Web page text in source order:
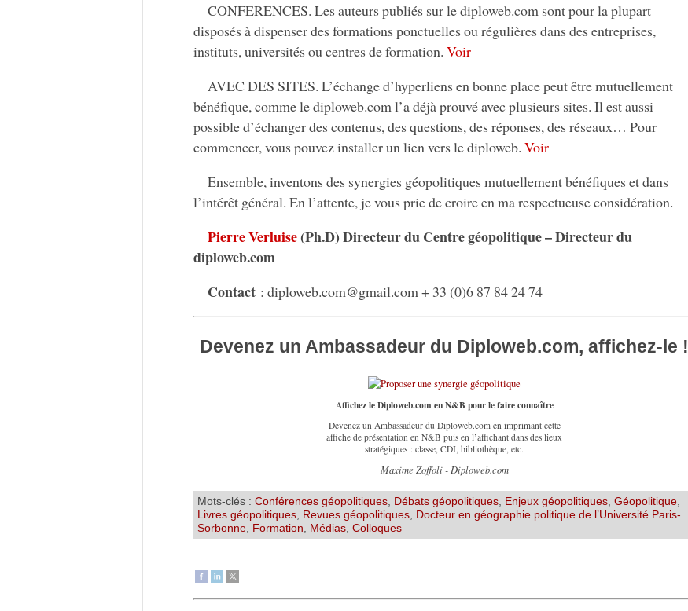
CONFERENCES. Les auteurs publiés sur le diploweb.com sont pour la plupart
disposés à dispenser des formations ponctuelles ou régulières dans des entreprises,
instituts, universités ou centres de formation. Voir
AVEC DES SITES. L’échange d’hyperliens en bonne place peut être mutuellement
bénéfique, comme le diploweb.com l’a déjà prouvé avec plusieurs sites. Il est aussi
possible d’échanger des contenus, des questions, des réponses, des réseaux… Pour
commencer, vous pouvez installer un lien vers le diploweb. Voir
Ensemble, inventons des synergies géopolitiques mutuellement bénéfiques et dans
l’intérêt général. En l’attente, je vous prie de croire en ma respectueuse considération.
Pierre Verluise(Ph.D) Directeur du Centre géopolitique – Directeur du
diploweb.com
Contact: diploweb.com@gmail.com + 33 (0)6 87 84 24 74
Devenez un Ambassadeur du Diploweb.com, affichez-le !
Affichez le Diploweb.com en N&B pour le faire connaître
Devenez un Ambassadeur du Diploweb.com en imprimant cette
affiche de présentation en N&B puis en l’affichant dans des lieux
stratégiques : classe, CDI, bibliothèque, etc.
Maxime Zoffoli - Diploweb.com
Mots-clés : Conférences géopolitiques, Débats géopolitiques, Enjeux géopolitiques, Géopolitique,
Livres géopolitiques, Revues géopolitiques, Docteur en géographie politique de l’Université Paris-
Sorbonne, Formation Médias, Colloques